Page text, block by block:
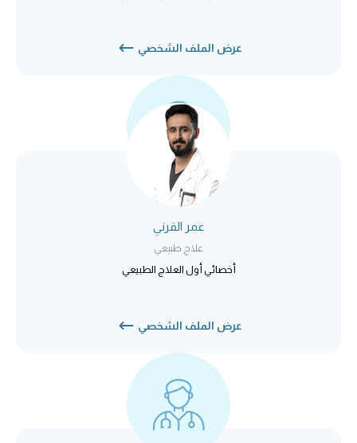
عرض الملف الشخصي
عمر القرني
علاج طبيعي
أخصائي أول العلاج الطبيعي
عرض الملف الشخصي